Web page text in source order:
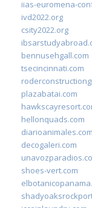
iias-euromena-
ivd2022.org
csity2022.org
bennusehgall.com
tsecincinnati.com
plazabatai.com
hellonquads.com
diarioanimales.com
decogaleri.com
shoes-vert.com